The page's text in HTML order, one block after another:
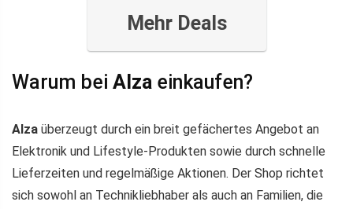
Mehr Deals
Warum bei Alza einkaufen?
Alza überzeugt durch ein breit gefächertes Angebot an
Elektronik und Lifestyle-Produkten sowie durch schnelle
Lieferzeiten und regelmäßige Aktionen. Der Shop richtet
sich sowohl an Technikliebhaber als auch an Familien, die